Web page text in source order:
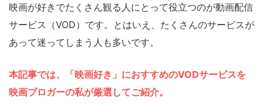
映画が好きでたくさん観る人にとって役立つのが動画配信
サービス（VOD）です。とはいえ、たくさんのサービスが
あって迷ってしまう人も多いです。
本記事では、「映画好き」におすすめのVODサービスを
映画ブロガーの私が厳選してご紹介。